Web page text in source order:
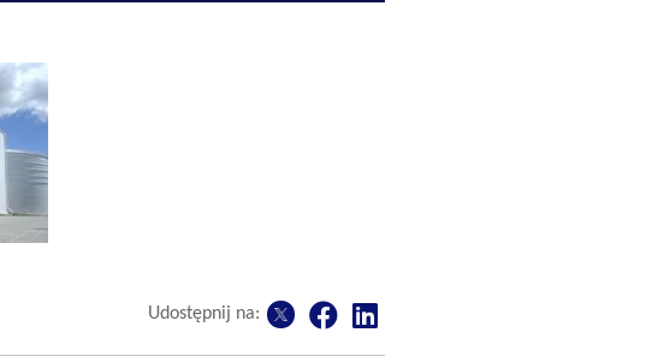
Udostępnij na: